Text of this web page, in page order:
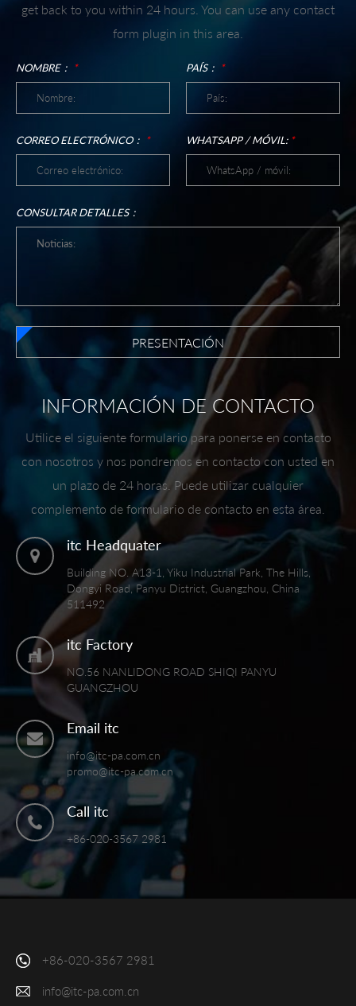
get back to you within 24 hours. You can use any contact
form plugin in this area.
NOMBRE： * PAÍS： *
CORREO ELECTRÓNICO： * WHATSAPP / MÓVIL: *
CONSULTAR DETALLES：
PRESENTACIÓN
INFORMACIÓN DE CONTACTO
Utilice el siguiente formulario para ponerse en contacto
con nosotros y nos pondremos en contacto con usted en
un plazo de 24 horas. Puede utilizar cualquier
complemento de formulario de contacto en esta área.
itc Headquater
Building NO. A13-1, Yiku Industrial Park, The Hills,
Dongyi Road, Panyu District, Guangzhou, China
511492
itc Factory
NO.56 NANLIDONG ROAD SHIQI PANYU
GUANGZHOU
Email itc
info@itc-pa.com.cn
promo@itc-pa.com.cn
Call itc
+86-020-3567 2981
+86-020-3567 2981
info@itc-pa.com.cn